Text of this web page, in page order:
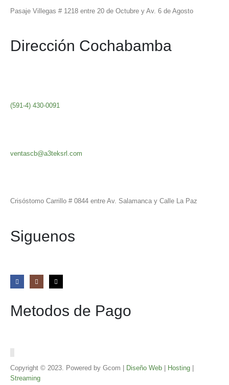
Pasaje Villegas # 1218 entre 20 de Octubre y Av. 6 de Agosto
Dirección Cochabamba
(591-4) 430-0091
ventascb@a3teksrl.com
Crisóstomo Carrillo # 0844 entre Av. Salamanca y Calle La Paz
Siguenos
Metodos de Pago
Copyright © 2023. Powered by Gcom | Diseño Web Hosting
Streaming